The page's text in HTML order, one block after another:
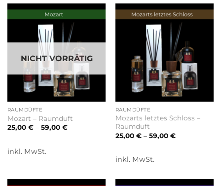
NICHT VORRÄTIG
RAUMDÜFTE
Mozart – Raumduft
25,00 €– 59,00 €
inkl. MwSt.
RAUMDÜFTE
Mozarts letztes Schloss –
Raumduft
25,00 €– 59,00 €
inkl. MwSt.